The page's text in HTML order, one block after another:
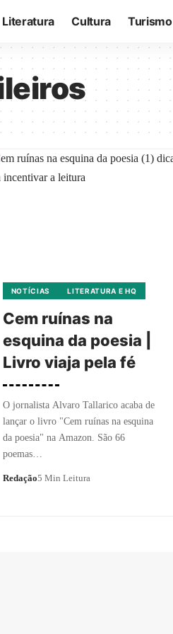
Literatura Cultura Turismo
NOTÍCIAS LITERATURA E HQ
Cem ruínas na
esquina da poesia |
Livro viaja pela fé
O jornalista Alvaro Tallarico acaba de
lançar o livro "Cem ruínas na esquina
da poesia" na Amazon. São 66
poemas…
Redação5 Min Leitura